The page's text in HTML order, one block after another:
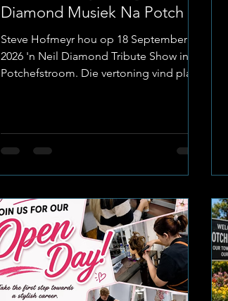
Diamond Musiek Na Potch
Steve Hofmeyr hou op 18 September
2026 'n Neil Diamond Tribute Show in
Potchefstroom. Die vertoning vind plaas
van R200 tot R300, afhangende van waar
mens wil sit: VIP: R300.00 Maroon Blok:
te bespreek, kan Jeanetta gekontak
word by 076-631-8115. Wie Kry Die Geld?
Die fondsinsame